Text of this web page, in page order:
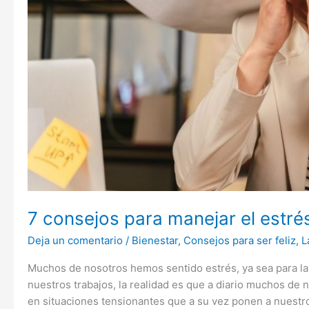
7 consejos para manejar el
Deja un comentario / Bienestar, Consejos para ser feliz,
Muchos de nosotros hemos sentido estrés, ya sea para
nuestros trabajos, la realidad es que a diario muchos
en situaciones tensionantes que a su vez ponen a